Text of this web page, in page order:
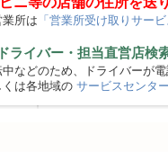
所は 「営業所受け取りサービ
ライバー・担当直営店検
などのため、ドライバーが電
は各地域の サービスセンター